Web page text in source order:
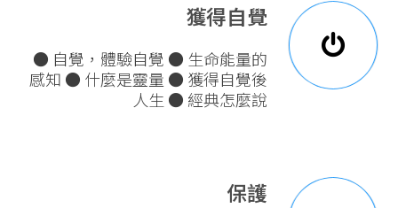
獲得自覺
● 自覺，體驗自覺 ● 生命能量的
感知 ● 什麼是靈量 ● 獲得自覺後
人生 ● 經典怎麼說
保護